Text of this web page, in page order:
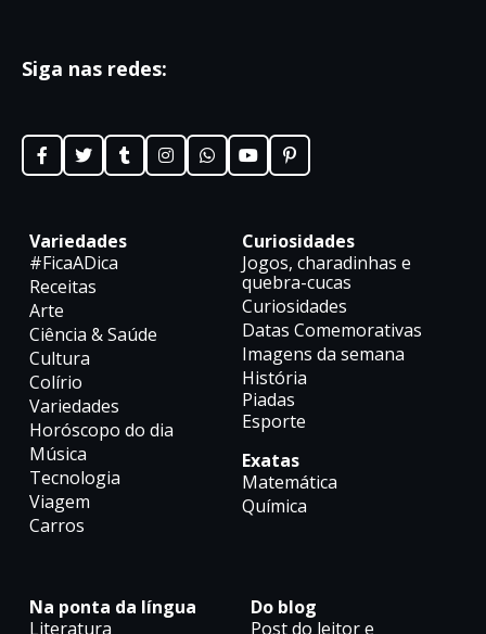
Siga nas redes:
Variedades
#FicaADica
Receitas
Arte
Ciência & Saúde
Cultura
Colírio
Variedades
Horóscopo do dia
Música
Tecnologia
Viagem
Carros
Curiosidades
Jogos, charadinhas e
quebra-cucas
Curiosidades
Datas Comemorativas
Imagens da semana
História
Piadas
Esporte
Exatas
Matemática
Química
Na ponta da língua
Literatura
Do blog
Post do leitor e